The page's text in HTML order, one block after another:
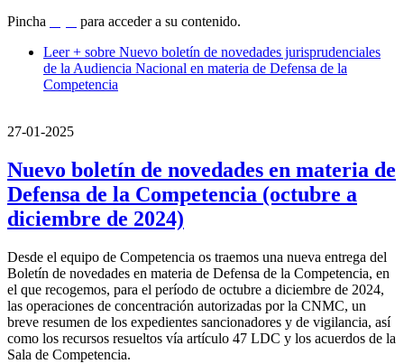
Pincha
para acceder a su contenido.
Leer + sobre Nuevo boletín de novedades jurisprudenciales
de la Audiencia Nacional en materia de Defensa de la
Competencia
27-01-2025
Nuevo boletín de novedades en materia de
Defensa de la Competencia (octubre a
diciembre de 2024)
Desde el equipo de Competencia os traemos una nueva entrega del
Boletín de novedades en materia de Defensa de la Competencia, en
el que recogemos, para el período de octubre a diciembre de 2024,
las operaciones de concentración autorizadas por la CNMC, un
breve resumen de los expedientes sancionadores y de vigilancia, así
como los recursos resueltos vía artículo 47 LDC y los acuerdos de la
Sala de Competencia.